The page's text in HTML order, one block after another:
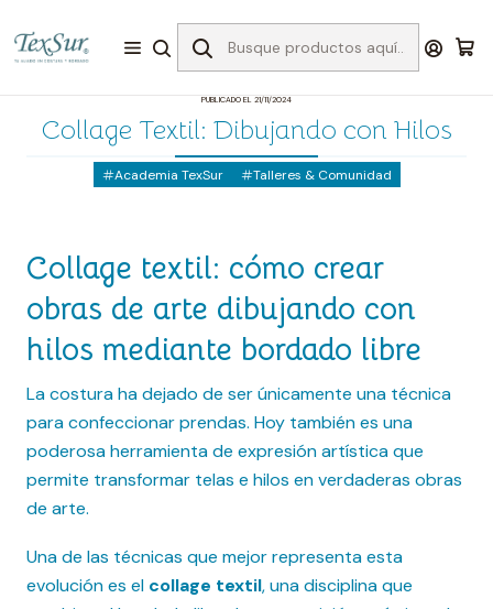
Inicio
Academia TexSur
Collage Textil: Dibujando con Hilos
PUBLICADO EL 21/11/2024
Collage Textil: Dibujando con Hilos
Academia TexSur Talleres & Comunidad
Collage textil: cómo crear
obras de arte dibujando con
hilos mediante bordado libre
La costura ha dejado de ser únicamente una técnica
para confeccionar prendas. Hoy también es una
poderosa herramienta de expresión artística que
permite transformar telas e hilos en verdaderas obras
de arte.
Una de las técnicas que mejor representa esta
evolución es el collage textil, una disciplina que